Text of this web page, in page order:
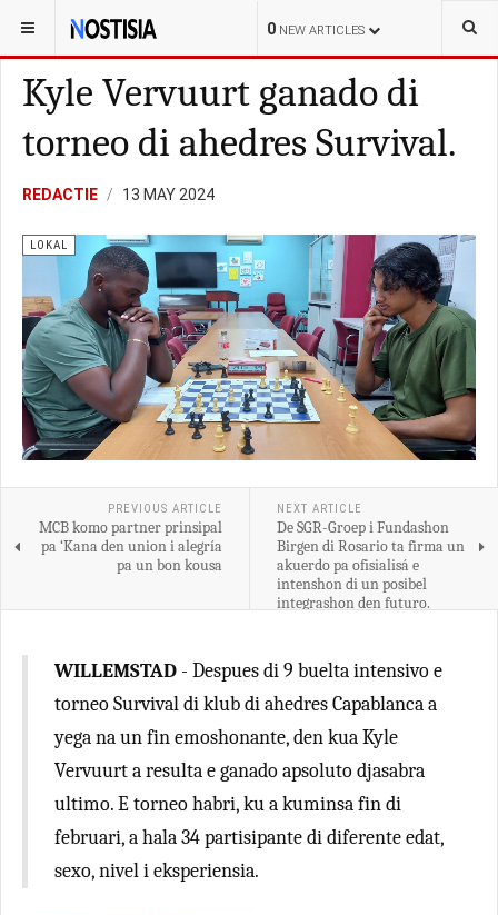
0 NEW ARTICLES
YOU ARE HERE: CURAÇAO KORTE-POLISIAL
Kyle Vervuurt ganado di
torneo di ahedres Survival.
REDACTIE 13 MAY 2024
LOKAL
PREVIOUS ARTICLE
MCB komo partner prinsipal
pa ‘Kana den union i alegría
pa un bon kousa
NEXT ARTICLE
De SGR-Groep i Fundashon
Birgen di Rosario ta firma un
akuerdo pa ofisialisá e
intenshon di un posibel
integrashon den futuro.
WILLEMSTAD - Despues di 9 buelta intensivo e
torneo Survival di klub di ahedres Capablanca a
yega na un fin emoshonante, den kua Kyle
Vervuurt a resulta e ganado apsoluto djasabra
ultimo. E torneo habri, ku a kuminsa fin di
februari, a hala 34 partisipante di diferente edat,
sexo, nivel i eksperiensia.